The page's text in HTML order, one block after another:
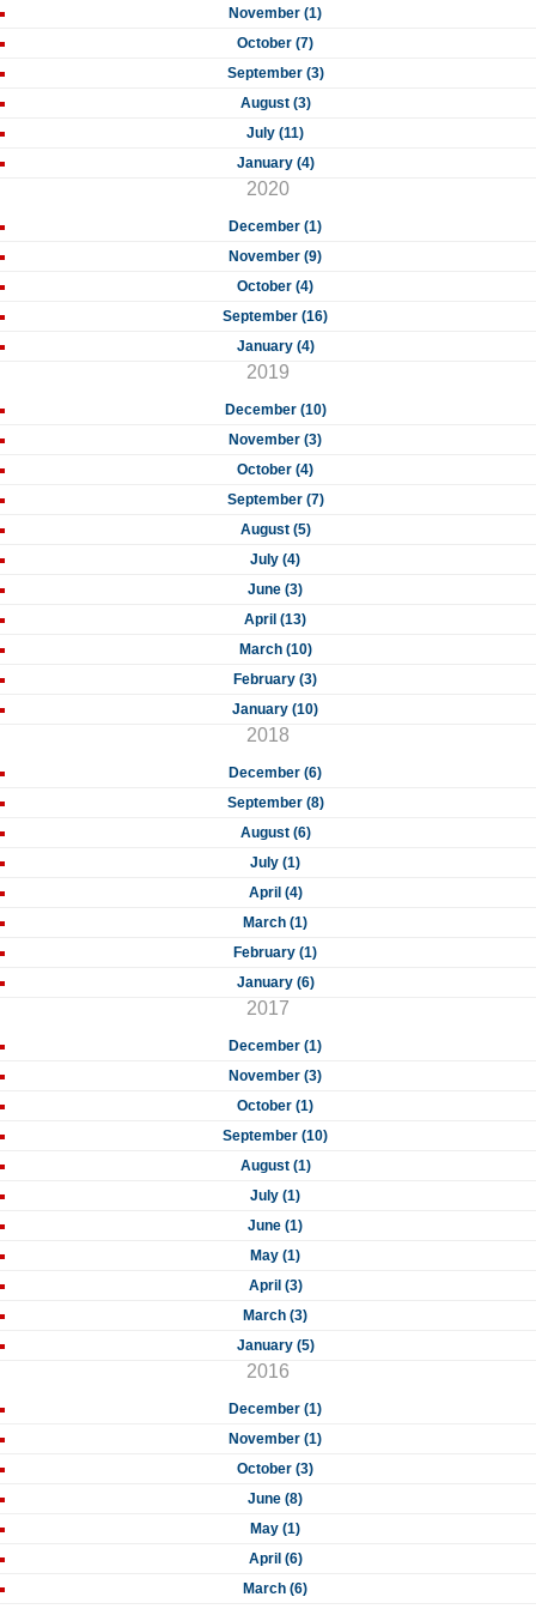
November (1)
October (7)
September (3)
August (3)
July (11)
January (4)
2020
December (1)
November (9)
October (4)
September (16)
January (4)
2019
December (10)
November (3)
October (4)
September (7)
August (5)
July (4)
June (3)
April (13)
March (10)
February (3)
January (10)
2018
December (6)
September (8)
August (6)
July (1)
April (4)
March (1)
February (1)
January (6)
2017
December (1)
November (3)
October (1)
September (10)
August (1)
July (1)
June (1)
May (1)
April (3)
March (3)
January (5)
2016
December (1)
November (1)
October (3)
June (8)
May (1)
April (6)
March (6)